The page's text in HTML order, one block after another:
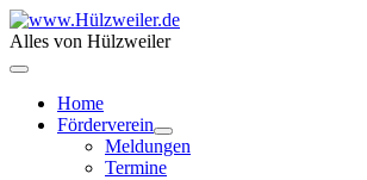
Alles von Hülzweiler
Home
Förderverein
Meldungen
Termine